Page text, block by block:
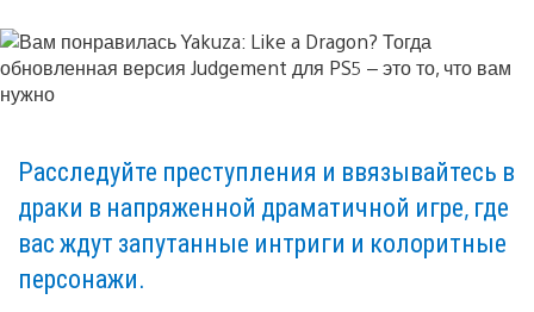
Расследуйте преступления и ввязывайтесь в
драки в напряженной драматичной игре, где
вас ждут запутанные интриги и колоритные
персонажи.